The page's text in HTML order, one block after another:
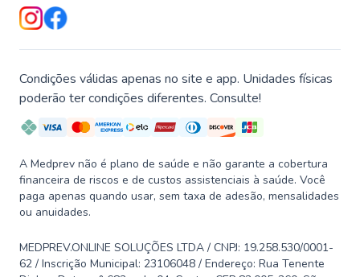
Condições válidas apenas no site e app. Unidades físicas
poderão ter condições diferentes. Consulte!
A Medprev não é plano de saúde e não garante a cobertura
financeira de riscos e de custos assistenciais à saúde. Você
paga apenas quando usar, sem taxa de adesão, mensalidades
ou anuidades.
MEDPREV.ONLINE SOLUÇÕES LTDA / CNPJ: 19.258.530/0001-
62 / Inscrição Municipal: 23106048 / Endereço: Rua Tenente